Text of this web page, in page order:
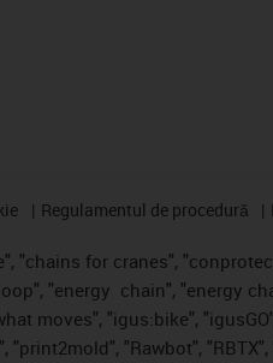
Regulamentul de procedură
"chains for cranes",
"energy chain", "energy
moves", "igus:bike",
"Rawbot",